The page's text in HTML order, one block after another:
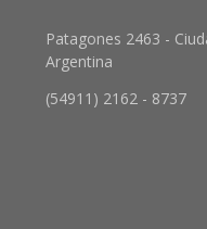
Patagones 2463 -
Argentina
(54911) 2162 - 8737